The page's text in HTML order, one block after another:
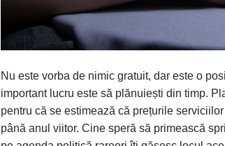
Nu este vorba de nimic gratuit, dar este o
important lucru este să plănuiești din timp.
pentru că se estimează că prețurile
până anul viitor. Cine speră să primească